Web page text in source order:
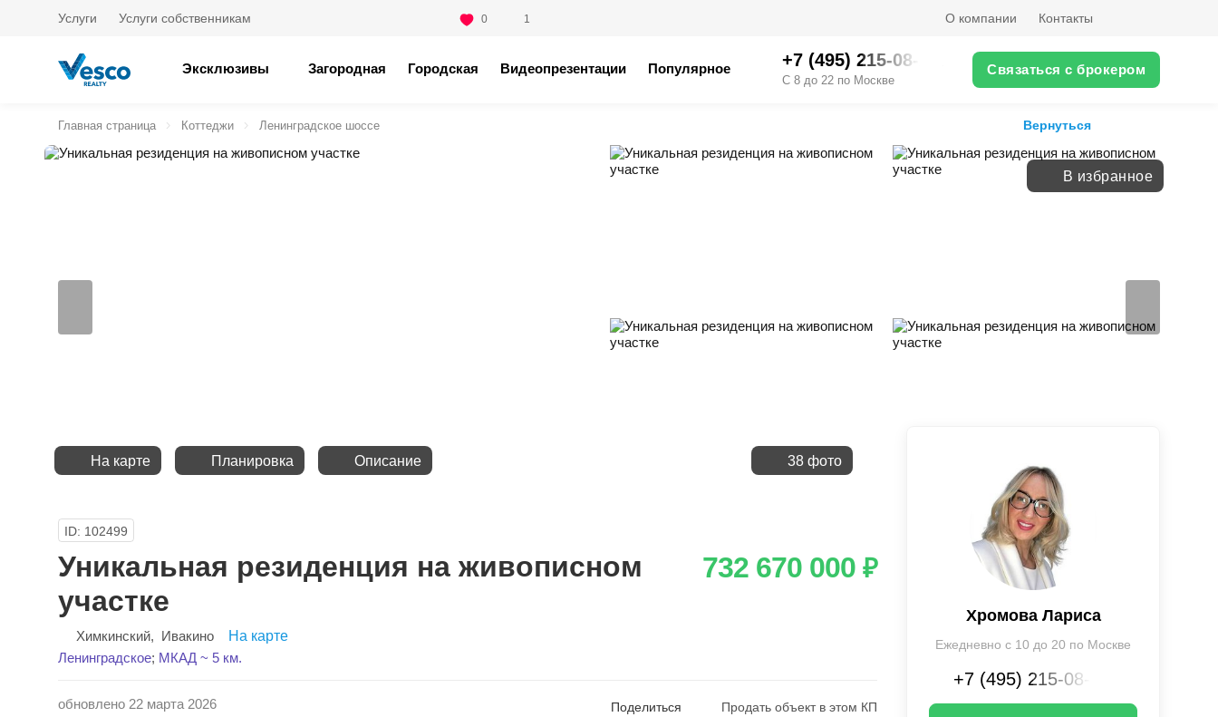
Услуги Услуги собственникам 0 1 О компании Контакты
Эксклюзивы Загородная Городская Видеопрезентации Популярное +7 (495) 215-08-XX
С 8 до 22 по Москве
Связаться с брокером
Главная страница Коттеджи Ленинградское шоссе Вернуться
В избранное
На карте Планировка Описание 38 фото
ID: 102499
Уникальная резиденция на живописном
участке
732 670 000 ₽
Химкинский, Ивакино
На карте
Ленинградское; МКАД ~ 5 км.
обновлено 22 марта 2026 Поделиться Продать объект в этом КП
Хромова Лариса
Ежедневно с 10 до 20 по Москве
+7 (495) 215-08-XX